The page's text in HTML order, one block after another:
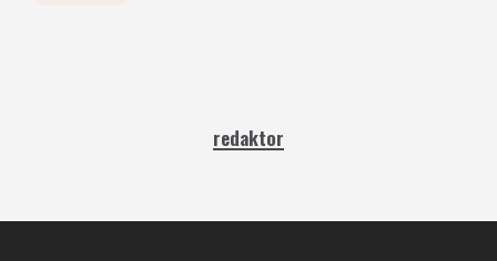
redaktor